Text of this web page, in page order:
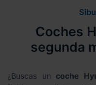
Coches
segunda
¿Buscas un coche